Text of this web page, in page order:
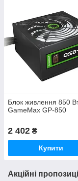
Блок живлення 850
GameMax GP-850
2 402 ₴
Купити
Акційні